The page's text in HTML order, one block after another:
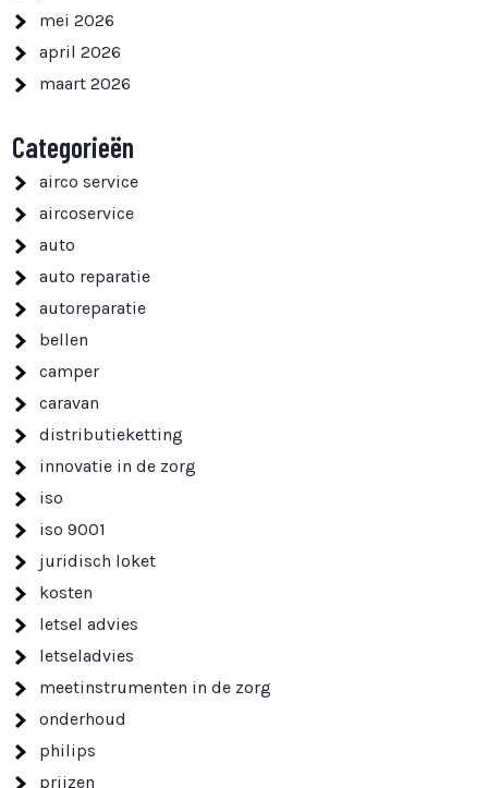
mei 2026
april 2026
maart 2026
Categorieën
airco service
aircoservice
auto
auto reparatie
autoreparatie
bellen
camper
caravan
distributieketting
innovatie in de zorg
iso
iso 9001
juridisch loket
kosten
letsel advies
letseladvies
meetinstrumenten in de zorg
onderhoud
philips
prijzen